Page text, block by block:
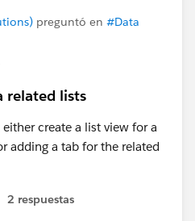
preguntó en #Data
related lists
create a list view for a
adding a tab for the related
2 respuestas